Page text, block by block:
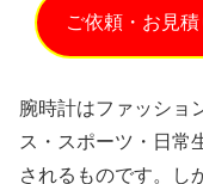
ご依頼・お見
腕時計はファッショ
ス・スポーツ・日常
されるものです。し